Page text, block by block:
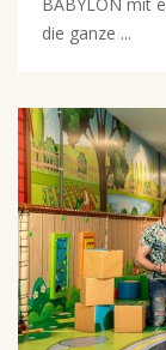
die ganze ...